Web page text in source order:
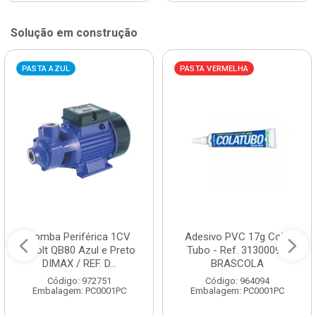
Solução em construção
PASTA AZUL
Bomba Periférica 1CV
Bivolt QB80 Azul e Preto
DIMAX / REF. D...
Código: 972751
Embalagem: PC0001PC
PASTA VERMELHA
Adesivo PVC 17g Cola
Tubo - Ref. 3130009 -
BRASCOLA
Código: 964094
Embalagem: PC0001PC